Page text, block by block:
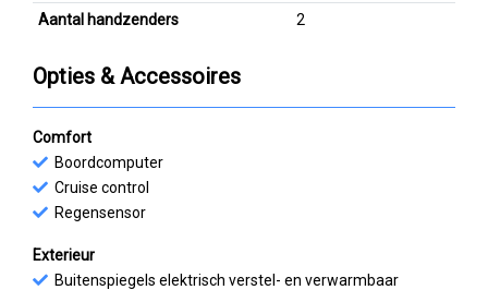
Aantal handzenders
2
Opties & Accessoires
Comfort
Boordcomputer
Cruise control
Regensensor
Exterieur
Buitenspiegels elektrisch verstel- en verwarmbaar